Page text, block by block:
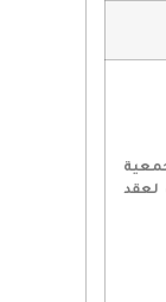
العام لجمعية
30 نوفمبر 1989 . و استوفى النصاب لعقد